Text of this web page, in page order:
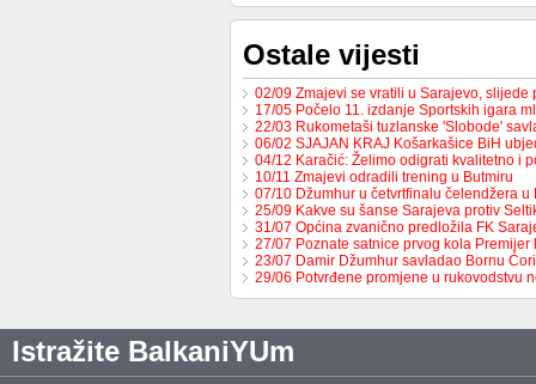
Ostale vijesti
02/09 Zmajevi se vratili u Sarajevo,
17/05 Počelo 11. izdanje Sportskih igara
22/03 Rukometaši tuzlanske 'Slobode'
06/02 SJAJAN KRAJ Košarkašice BiH
04/12 Karačić: Želimo odigrati kvalitetno i
10/11 Zmajevi odradili trening u Butmiru
07/10 Džumhur u četvrtfinalu čelendžera u
25/09 Kakve su šanse Sarajeva protiv
31/07 Općina zvanično predložila FK
27/07 Poznate satnice prvog kola
23/07 Damir Džumhur savladao Bornu
29/06 Potvrđene promjene u rukovodstvu
Istražite BalkaniYUm